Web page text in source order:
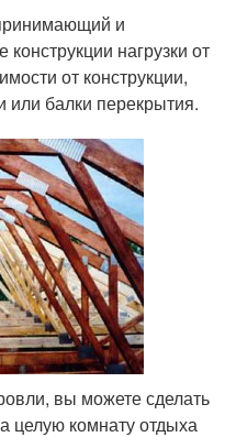
и
нагрузки от
от конструкции,
или балки перекрытия.
вы можете сделать
целую комнату отдыха